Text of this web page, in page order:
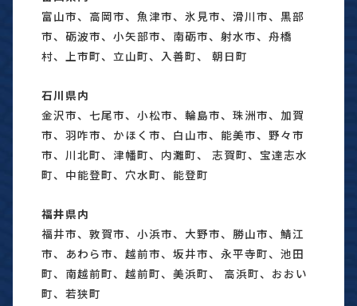
富山市、高岡市、魚津市、氷見市、滑川市、黒部
市、砺波市、小矢部市、南砺市、射水市、舟橋
村、上市町、立山町、入善町、 朝日町
石川県内
金沢市、七尾市、小松市、輪島市、珠洲市、加賀
市、羽咋市、かほく市、白山市、能美市、野々市
市、川北町、津幡町、内灘町、 志賀町、宝達志水
町、中能登町、穴水町、能登町
福井県内
福井市、敦賀市、小浜市、大野市、勝山市、鯖江
市、あわら市、越前市、坂井市、永平寺町、池田
町、南越前町、越前町、美浜町、 高浜町、おおい
町、若狭町